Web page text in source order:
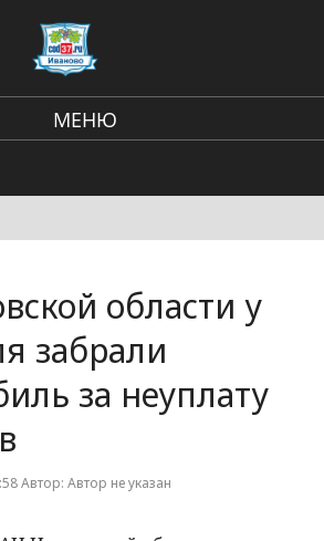
МЕНЮ
Городские событияобласти у
забрали
за неуплату
Автор: Автор не указан